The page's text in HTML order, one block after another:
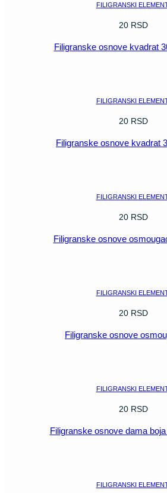
FILIGRANSKI
20 RSD
Filigranske osnove kvadrat
FILIGRANSKI
20 RSD
Filigranske osnove kvadrat
FILIGRANSKI
20 RSD
Filigranske osnove
FILIGRANSKI
20 RSD
Filigranske osnove
FILIGRANSKI
20 RSD
Filigranske osnove dama
FILIGRANSKI